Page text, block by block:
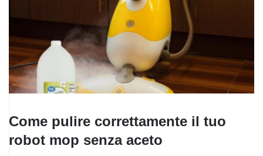
Come pulire correttamente il tuo
robot mop senza aceto